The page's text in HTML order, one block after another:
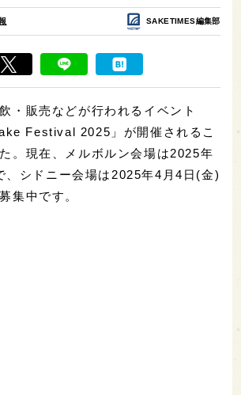
SAKETIMES編集部
・販売などが行われるイベント
Festival 2025」が開催されるこ
。現在、メルボルン会場は2025年
、シドニー会場は2025年4月4日(金)
集中です。